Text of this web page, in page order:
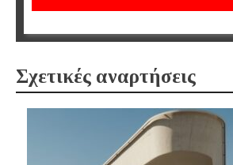
Σχετικές αναρτήσεις